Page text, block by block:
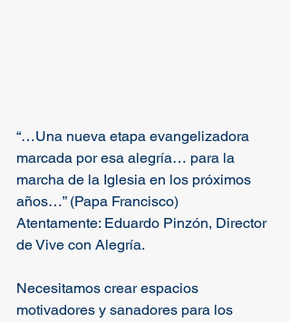
“…Una nueva etapa evangelizadora
marcada por esa alegría… para la
marcha de la Iglesia en los próximos
años…” (Papa Francisco)
Atentamente: Eduardo Pinzón, Director
de Vive con Alegría.
Necesitamos crear espacios
motivadores y sanadores para los